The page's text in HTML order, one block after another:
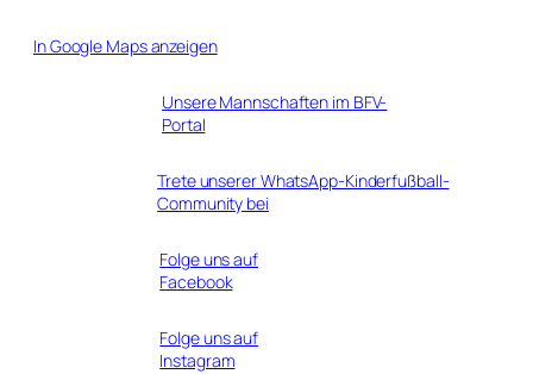
In Google Maps anzeigen
Unsere Mannschaften im BFV-
Portal
Trete unserer WhatsApp-Kinderfußball-
Community bei
Folge uns auf
Facebook
Folge uns auf
Instagram